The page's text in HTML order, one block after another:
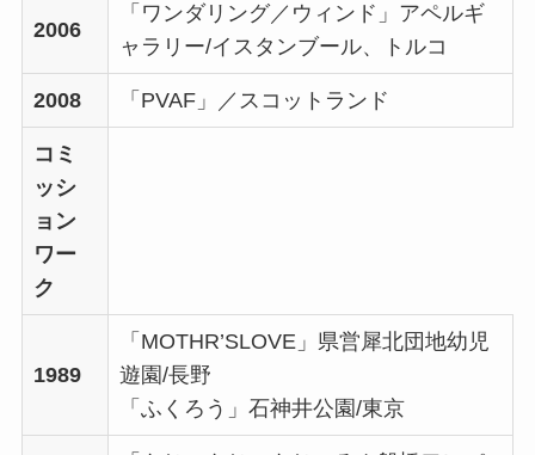
2006
「ワンダリング／ウィンド」アペルギ
ャラリー/イスタンブール、トルコ
2008 「PVAF」／スコットランド
コミ
ッシ
ョン
ワー
ク
1989
「MOTHR’SLOVE」県営犀北団地幼児
遊園/長野
「ふくろう」石神井公園/東京